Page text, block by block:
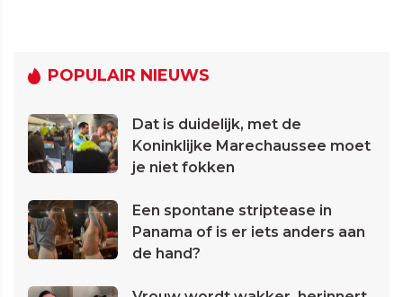
POPULAIR NIEUWS
Dat is duidelijk, met de
Koninklijke Marechaussee moet
je niet fokken
Een spontane striptease in
Panama of is er iets anders aan
de hand?